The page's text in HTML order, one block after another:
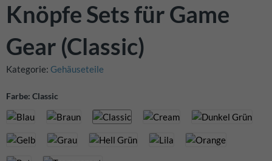
Bildergalerie
springen
Knöpfe Sets für Game
Gear (Classic)
Kategorie: Gehäuseteile
Farbe: Classic